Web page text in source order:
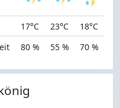
17°C
80 %
23°C
55 %
18°C
70 %